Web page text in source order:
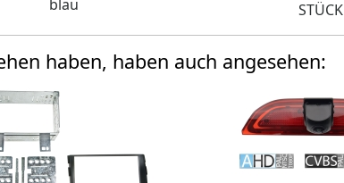
blau
STÜCK
haben, haben auch angesehen: